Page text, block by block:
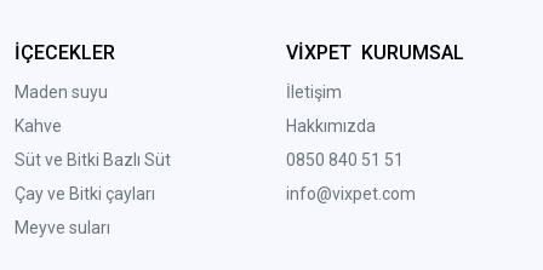
İÇECEKLER
Maden suyu
Kahve
Süt ve Bitki Bazlı Süt
Çay ve Bitki çayları
Meyve suları
VİXPET KURUMSAL
İletişim
Hakkımızda
0850 840 51 51
info@vixpet.com